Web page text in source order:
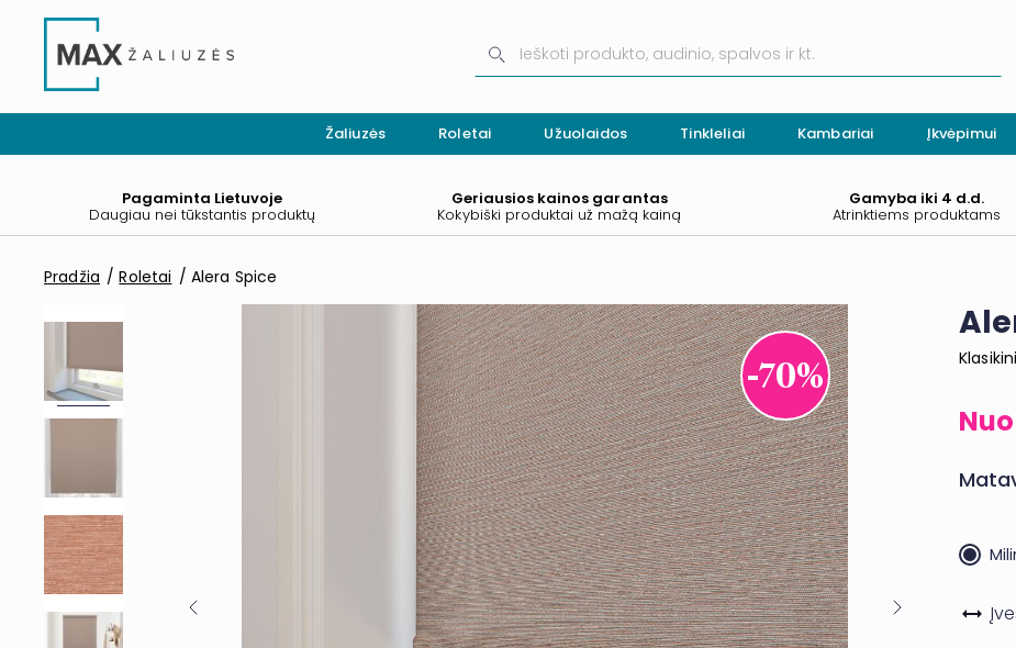
Žaliuzės Roletai Užuolaidos Tinkleliai Kambariai Įkvėpimui
Pagaminta Lietuvoje
Daugiau nei tūkstantis produktų
Geriausios kainos garantas
Kokybiški produktai už mažą kainą
Gamyba iki 4 d.d.
Atrinktiems produktams
Pradžia Roletai Alera Spice
-70%